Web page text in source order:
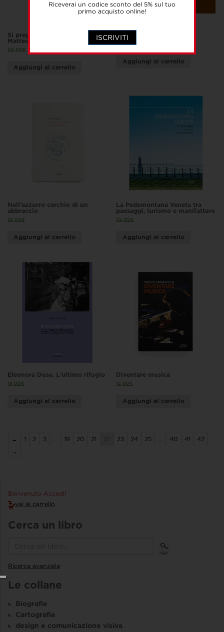
Riceverai un codice sconto del 5% sul tuo
primo acquisto online!
ISCRIVITI
Si prega di toccare. Sculture di
Matteo Cocomazzi
20,00€
Aggiungi al carrello
American Eden
40,00€
Aggiungi al carrello
Nell’azzurro cerchio di un
abbraccio
10,00€
Aggiungi al carrello
La Pedemontana Veneta tra
paesaggi, turismo e manifatture
35,00€
Aggiungi al carrello
Eleonora Duse. L’ultimo rifugio
18,00€
Aggiungi al carrello
Diventare musica
15,00€
Aggiungi al carrello
← 1 2 3 … 19 20 21 23 24 25 … 40 41
42
→
Benvenuto Accedi!
vai al carrello
Cerca un libro
Ricerca avanzata
Le collane
Biografie
Cartografia
design e comunicazione visiva